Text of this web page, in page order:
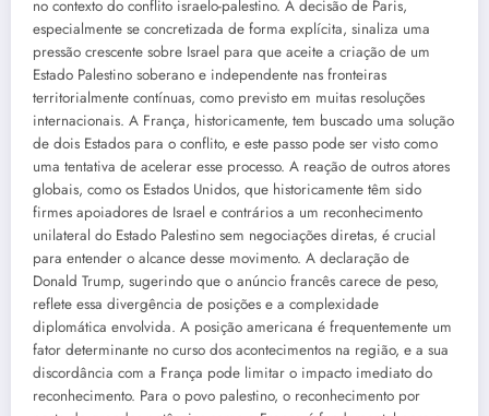
no contexto do conflito israelo-palestino. A decisão de Paris,
especialmente se concretizada de forma explícita, sinaliza uma
pressão crescente sobre Israel para que aceite a criação de um
Estado Palestino soberano e independente nas fronteiras
territorialmente contínuas, como previsto em muitas resoluções
internacionais. A França, historicamente, tem buscado uma solução
de dois Estados para o conflito, e este passo pode ser visto como
uma tentativa de acelerar esse processo. A reação de outros atores
globais, como os Estados Unidos, que historicamente têm sido
firmes apoiadores de Israel e contrários a um reconhecimento
unilateral do Estado Palestino sem negociações diretas, é crucial
para entender o alcance desse movimento. A declaração de
Donald Trump, sugerindo que o anúncio francês carece de peso,
reflete essa divergência de posições e a complexidade
diplomática envolvida. A posição americana é frequentemente um
fator determinante no curso dos acontecimentos na região, e a sua
discordância com a França pode limitar o impacto imediato do
reconhecimento. Para o povo palestino, o reconhecimento por